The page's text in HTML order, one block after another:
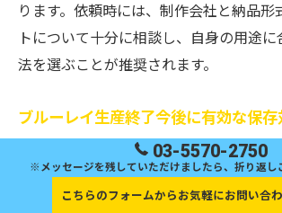
ります。依頼時には、制作会社と納品形
トについて十分に相談し、自身の用途
法を選ぶことが推奨されます。
ブルーレイ生産終了今後に有効な保存
ブルーレイ生産終了が現実となりつつあ
画保存対策として有効なのは、ダウンロ
ウドサービスの活用です。これらは物理
03-5570-2750
※メッセージを残していただけましたら、折り返し
こちらのフォームからお気軽にお問い合